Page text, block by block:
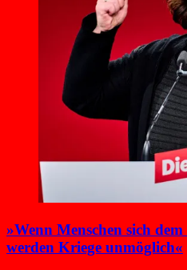
»Wenn Menschen sich
werden Kriege unmöglich«